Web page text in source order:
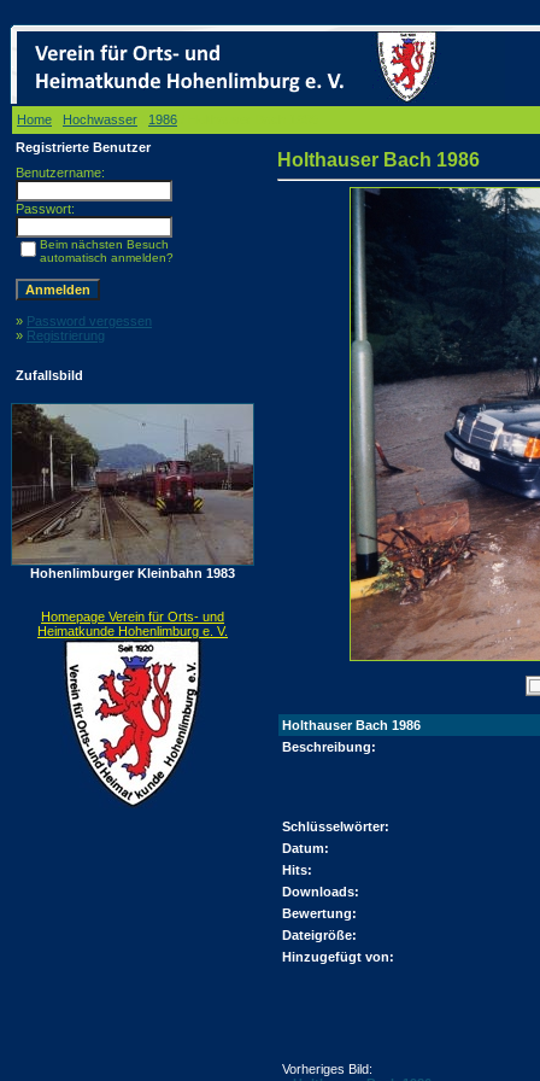
Home Hochwasser 1986
Registrierte Benutzer
Benutzername:
Passwort:
Beim nächsten Besuch
automatisch anmelden?
» Password vergessen
» Registrierung
Zufallsbild
Hohenlimburger Kleinbahn 1983
Homepage Verein für Orts- und
Heimatkunde Hohenlimburg e. V.
Holthauser Bach 1986
Holthauser Bach 1986
Beschreibung:
Schlüsselwörter:
Datum:
Hits:
Downloads:
Bewertung:
Dateigröße:
Hinzugefügt von:
Vorheriges Bild: